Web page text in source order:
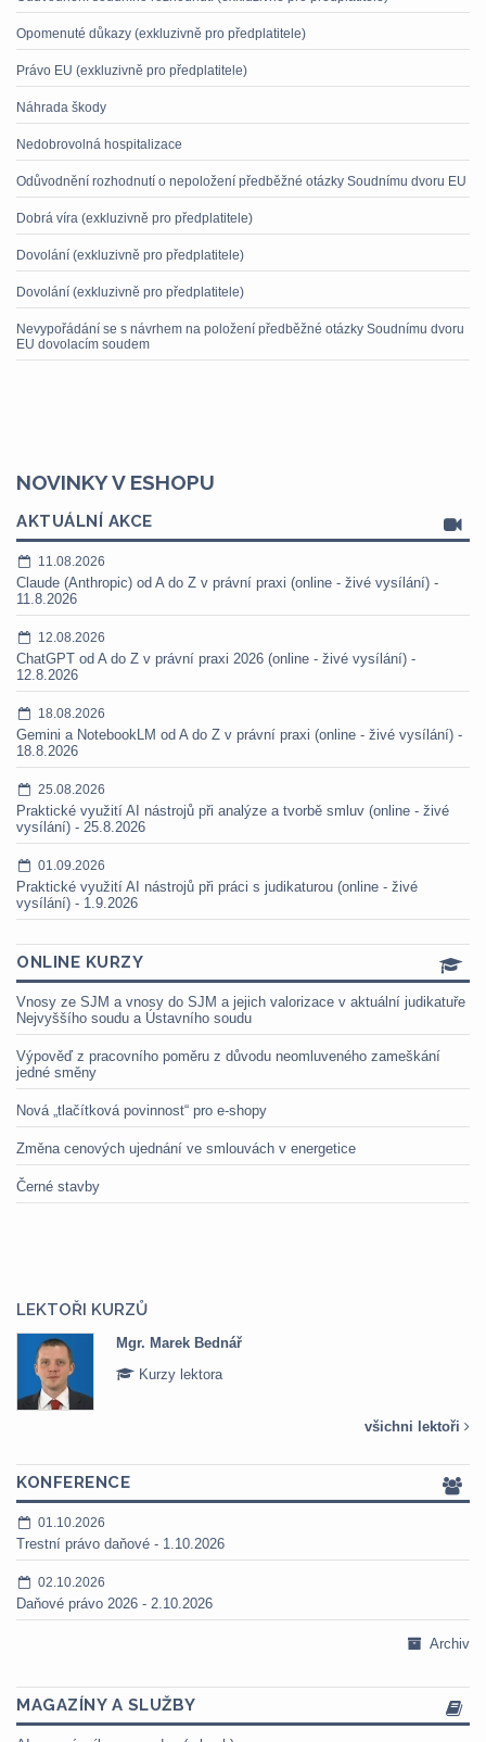
Opomenuté důkazy (exkluzivně pro předplatitele)
Právo EU (exkluzivně pro předplatitele)
Náhrada škody
Nedobrovolná hospitalizace
Odůvodnění rozhodnutí o nepoložení předběžné otázky Soudnímu dvoru EU
Dobrá víra (exkluzivně pro předplatitele)
Dovolání (exkluzivně pro předplatitele)
Dovolání (exkluzivně pro předplatitele)
Nevypořádání se s návrhem na položení předběžné otázky Soudnímu dvoru
EU dovolacím soudem
NOVINKY V ESHOPU
AKTUÁLNÍ AKCE
11.08.2026
Claude (Anthropic) od A do Z v právní praxi (online - živé vysílání) -
11.8.2026
12.08.2026
ChatGPT od A do Z v právní praxi 2026 (online - živé vysílání) -
12.8.2026
18.08.2026
Gemini a NotebookLM od A do Z v právní praxi (online - živé vysílání) -
18.8.2026
25.08.2026
Praktické využití AI nástrojů při analýze a tvorbě smluv (online - živé
vysílání) - 25.8.2026
01.09.2026
Praktické využití AI nástrojů při práci s judikaturou (online - živé
vysílání) - 1.9.2026
ONLINE KURZY
Vnosy ze SJM a vnosy do SJM a jejich valorizace v aktuální judikatuře
Nejvyššího soudu a Ústavního soudu
Výpověď z pracovního poměru z důvodu neomluveného zameškání
jedné směny
Nová „tlačítková povinnost“ pro e-shopy
Změna cenových ujednání ve smlouvách v energetice
Černé stavby
LEKTOŘI KURZŮ
Mgr. Marek Bednář
Kurzy lektora
všichni lektoři
KONFERENCE
01.10.2026
Trestní právo daňové - 1.10.2026
02.10.2026
Daňové právo 2026 - 2.10.2026
Archiv
MAGAZÍNY A SLUŽBY